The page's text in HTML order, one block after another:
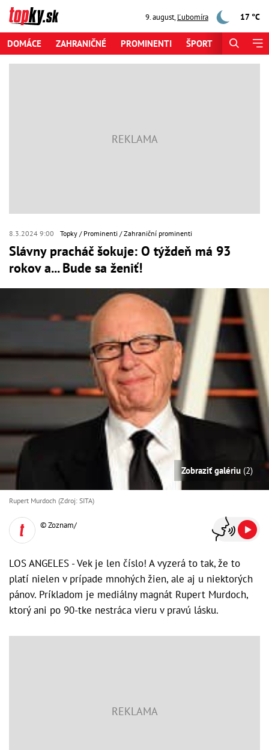
9. august,Ľubomíra 17 °C
DOMÁCE ZAHRANIČNÉ PROMINENTI ŠPORT
8.3.2024 9:00 Topky Prominenti Zahraniční prominenti
Slávny pracháč šokuje: O týždeň má 93
rokov a... Bude sa ženiť!
Zobraziť galériu (2)
Rupert Murdoch (Zdroj: SITA)
© Zoznam/
LOS ANGELES - Vek je len číslo! A vyzerá to tak, že to
platí nielen v prípade mnohých žien, ale aj u niektorých
pánov. Príkladom je mediálny magnát Rupert Murdoch,
ktorý ani po 90-tke nestráca vieru v pravú lásku.